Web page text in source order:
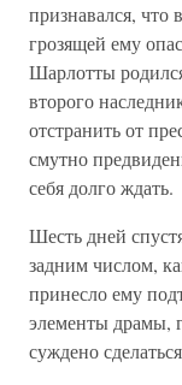
признавался, что
грозящей ему
Шарлотты
второго
отстранить от
смутно
себя долго ждать.
Шесть дней
задним числом,
принесло ему
элементы драмы,
суждено